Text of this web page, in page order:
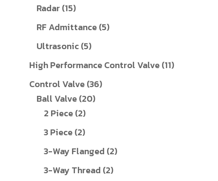
Radar 1515
สินค้า
RF Admittance 55
Ultrasonic 55
สินค้า
High Performance Control Valve 1111
Control Valve 3636
Ball Valve 2020
2 Piece 22
สินค้า
3 Piece 22
3-Way Flanged 22
3-Way Thread 22